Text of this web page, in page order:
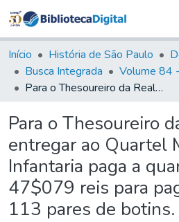
&
Tudo na
Biblioteca
Início História de São Paulo
Busca Integrada
Para o Thesoureiro da Real Fazenda entregar ao Quartel Mestre da Infantaria paga a quantidade de 47$079 reis para pagamento de 113 pares de botins.
Para o Thesoureiro
entregar ao Quartel
Infantaria paga a
47$079 reis para
113 pares de botins.